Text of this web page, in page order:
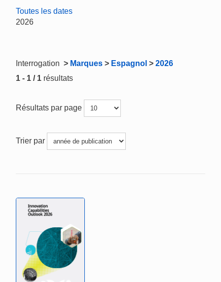
Toutes les dates
2026
Interrogation > Marques > Espagnol > 2026
1 - 1 / 1 résultats
Résultats par page
Trier par